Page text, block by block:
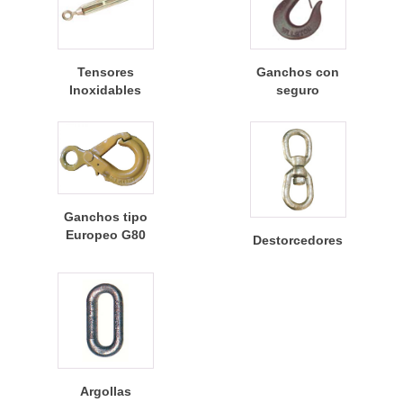
Tensores
Inoxidables
Ganchos con
seguro
Ganchos tipo
Europeo G80
Destorcedores
Argollas